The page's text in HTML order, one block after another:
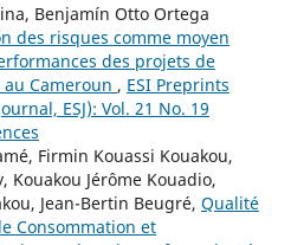
Benjamín Otto Ortega
des risques comme moyen
des projets de
Cameroun , ESI Preprints
ESJ): Vol. 21 No. 19
Firmin Kouassi Kouakou,
Kouakou Jérôme Kouadio,
Jean-Bertin Beugré, Qualité
Consommation et